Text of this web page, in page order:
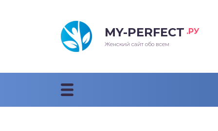
MY-PERFECT .РУ
Женский сайт обо всем
прически 2018
стрижки 2018